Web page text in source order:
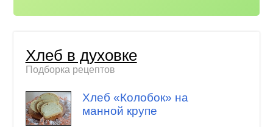
Хлеб в духовке
Подборка рецептов
Хлеб «Колобок» на
манной крупе